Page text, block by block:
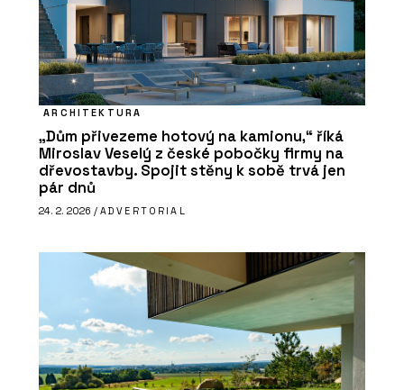
ARCHITEKTURA
„Dům přivezeme hotový na kamionu,“ říká
Miroslav Veselý z české pobočky firmy na
dřevostavby. Spojit stěny k sobě trvá jen
pár dnů
24. 2. 2026 / ADVERTORIAL